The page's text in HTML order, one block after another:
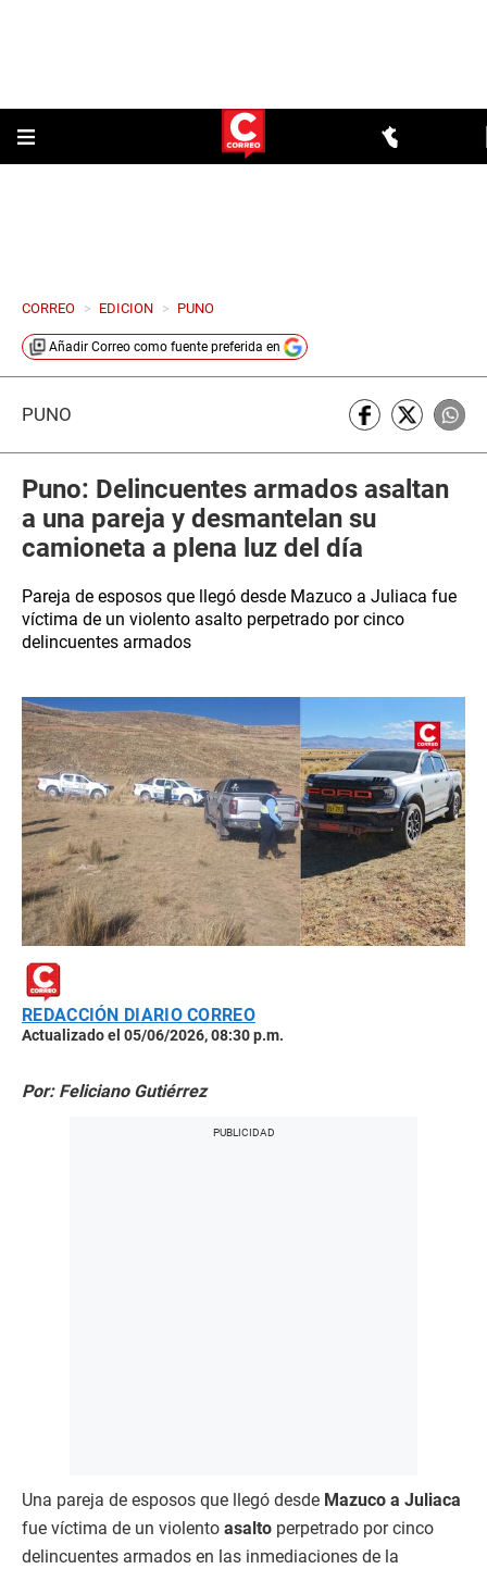
CORREO > EDICION > PUNO
Añadir Correo como fuente preferida en
PUNO
Puno: Delincuentes armados asaltan
a una pareja y desmantelan su
camioneta a plena luz del día
Pareja de esposos que llegó desde Mazuco a Juliaca fue
víctima de un violento asalto perpetrado por cinco
delincuentes armados
REDACCIÓN DIARIO CORREO
Actualizado el 05/06/2026, 08:30 p.m.
Por: Feliciano Gutiérrez
​Una pareja de esposos que llegó desde Mazuco a Juliaca
fue víctima de un violento asalto perpetrado por cinco
delincuentes armados en las inmediaciones de la